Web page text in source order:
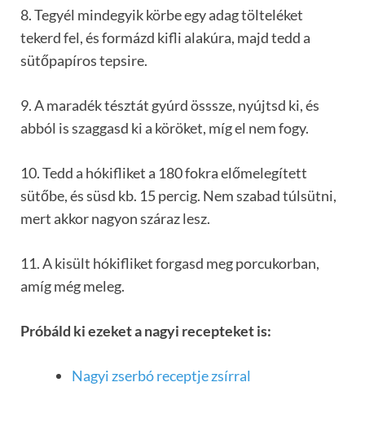
8. Tegyél mindegyik körbe egy adag tölteléket
tekerd fel, és formázd kifli alakúra, majd tedd a
sütőpapíros tepsire.
9. A maradék tésztát gyúrd össsze, nyújtsd ki, és
abból is szaggasd ki a köröket, míg el nem fogy.
10. Tedd a hókifliket a 180 fokra előmelegített
sütőbe, és süsd kb. 15 percig. Nem szabad túlsütni,
mert akkor nagyon száraz lesz.
11. A kisült hókifliket forgasd meg porcukorban,
amíg még meleg.
Próbáld ki ezeket a nagyi recepteket is:
Nagyi zserbó receptje zsírral